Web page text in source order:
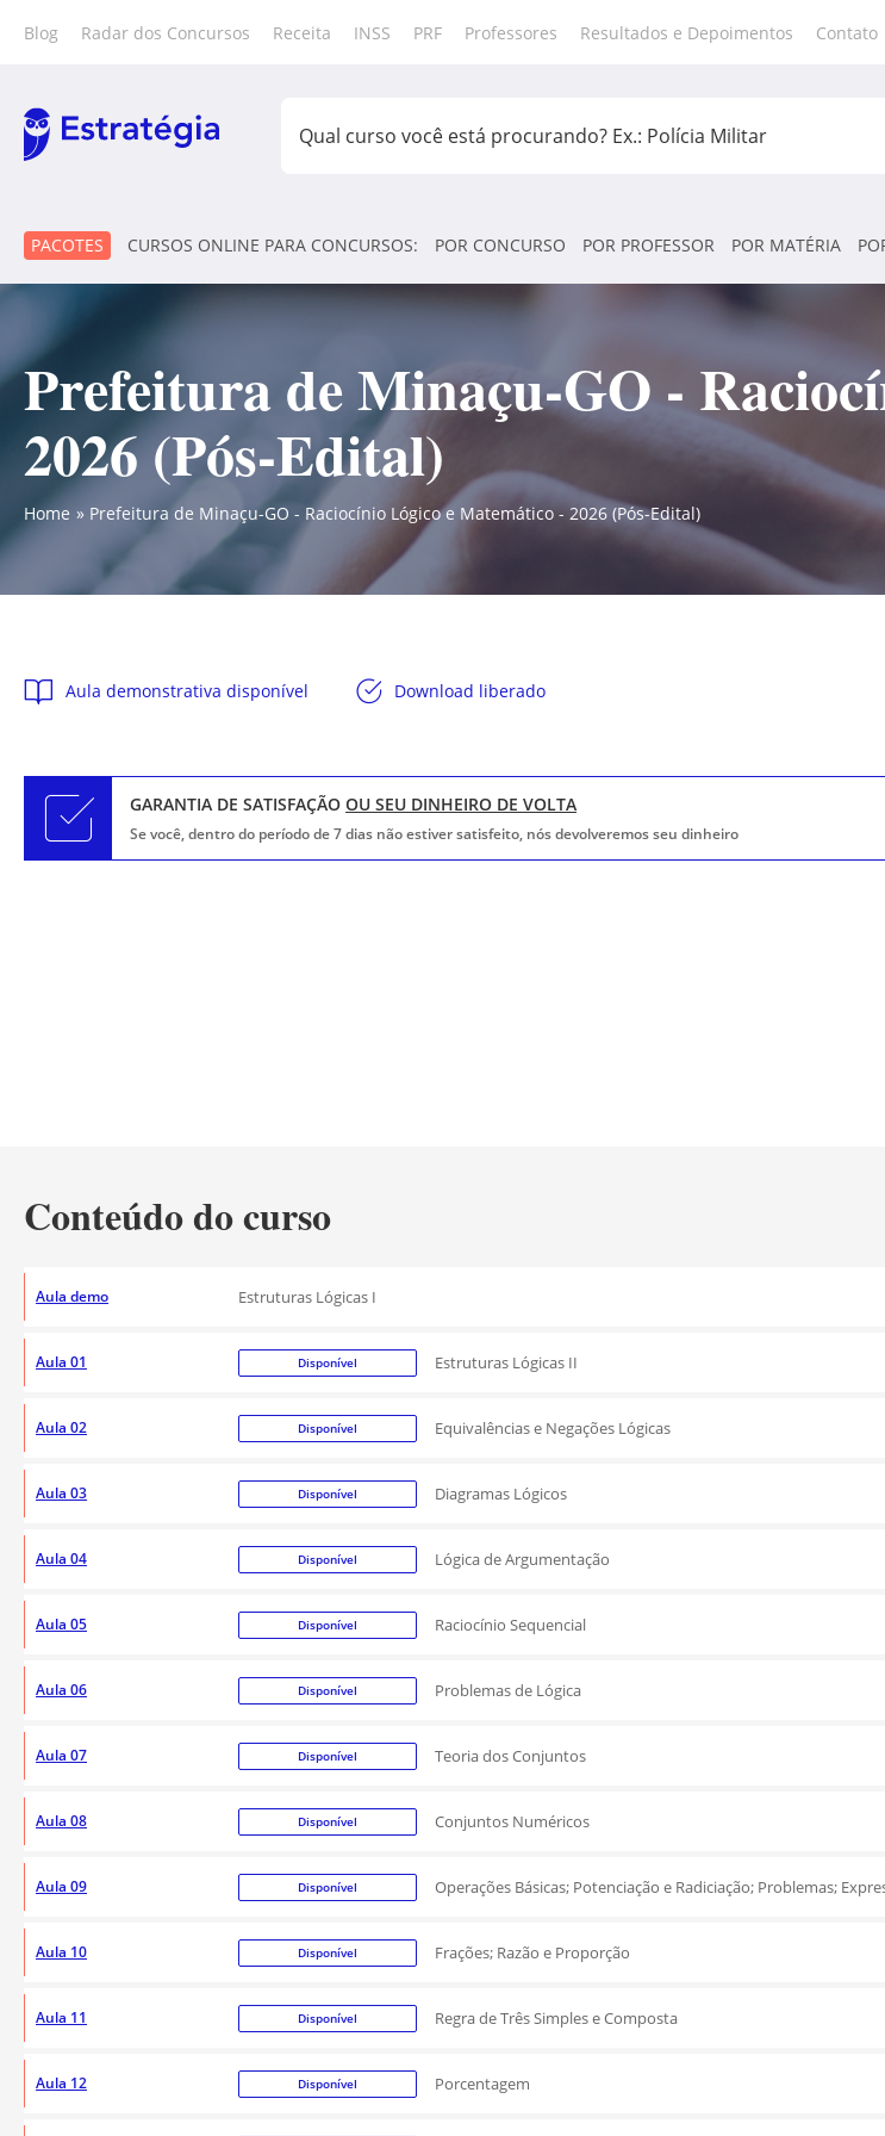
Blog Radar dos Concursos Receita INSS PRF Professores Resultados e Depoimentos Contato
PACOTES CURSOS ONLINE PARA CONCURSOS: POR CONCURSO POR PROFESSOR POR MATÉRIA
Prefeitura de Minaçu-GO -
2026 (Pós-Edital)
Home Prefeitura de Minaçu-GO - Raciocínio Lógico e Matemático - 2026 (Pós-Edital)
Aula demonstrativa disponível Download liberado
GARANTIA DE SATISFAÇÃOOU SEU DINHEIRO DE VOLTA
Se você, dentro do período de 7 dias não estiver satisfeito, nós devolveremos seu dinheiro
Conteúdo do curso
Aula demo Estruturas Lógicas I
Aula 01 Disponível Estruturas Lógicas II
Aula 02 Disponível Equivalências e Negações Lógicas
Aula 03 Disponível Diagramas Lógicos
Aula 04 Disponível Lógica de Argumentação
Aula 05 Disponível Raciocínio Sequencial
Aula 06 Disponível Problemas de Lógica
Aula 07 Disponível Teoria dos Conjuntos
Aula 08 Disponível Conjuntos Numéricos
Aula 09 Disponível Operações Básicas; Potenciação e Radiciação; Problemas;
Aula 10 Disponível Frações; Razão e Proporção
Aula 11 Disponível Regra de Três Simples e Composta
Aula 12 Disponível Porcentagem